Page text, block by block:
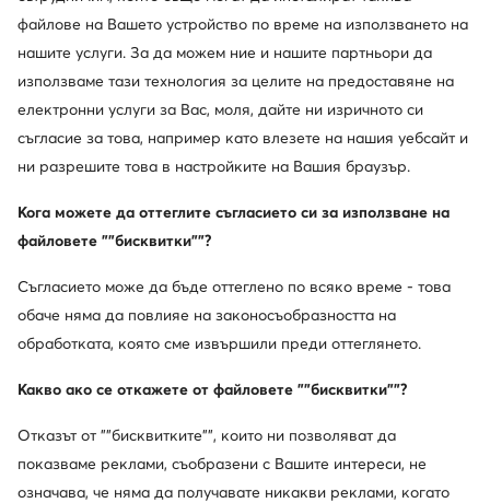
Bugatti
109,42€
156,46 €
файлове на Вашето устройство по време на използването на
нашите услуги. За да можем ние и нашите партньори да
използваме тази технология за целите на предоставяне на
електронни услуги за Вас, моля, дайте ни изричното си
съгласие за това, например като влезете на нашия уебсайт и
ни разрешите това в настройките на Вашия браузър.
Кога можете да оттеглите съгласието си за използване на
файловете ""бисквитки""?
Съгласието може да бъде оттеглено по всяко време - това
обаче няма да повлияе на законосъобразността на
обработката, която сме извършили преди оттеглянето.
Какво ако се откажете от файловете ""бисквитки""?
Отказът от ""бисквитките"", които ни позволяват да
показваме реклами, съобразени с Вашите интереси, не
означава, че няма да получавате никакви реклами, когато